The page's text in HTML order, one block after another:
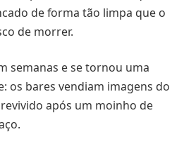
de forma tão limpa que o
de morrer.
semanas e se tornou uma
os bares vendiam imagens do
após um moinho de